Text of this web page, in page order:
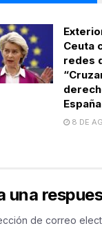
Ceuta
redes
8 DE
una
de correo